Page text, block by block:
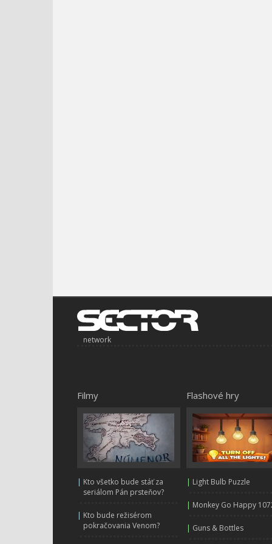
network
Filmy
| Kto všetko bude stáť za
seriálom Pán prsteňov?
| Kto bude režisérom
pokračovania Venom?
Flashové hry
| Light Bulb Puzzle
| Monkey Go Happy
| Guns & Bottles